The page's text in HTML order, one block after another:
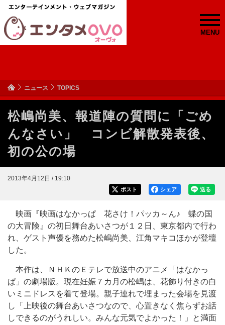
MENU
ニュース TOPICS
松嶋尚美、報道陣の質問に「ごめ
んなさい」 コンビ解散発表後、
初の公の場
2013年4月12日 / 19:10
送る
シェア
ポスト
映画『映画はなかっぱ 花さけ！パッカ～ん♪ 蝶の国
の大冒険』の初日舞台あいさつが１２日、東京都内で行わ
れ、ゲスト声優を務めた松嶋尚美、江角マキコほかが登壇
した。
本作は、ＮＨＫのＥテレで放送中のアニメ「はなかっ
ぱ」の劇場版。現在妊娠７カ月の松嶋は、花飾り付きの白
いミニドレスを着て登場。親子連れで埋まった会場を見渡
し「上映後の舞台あいさつなので、心置きなく焦らずお話
しできるのがうれしい。みんな元気でよかった！」と満面